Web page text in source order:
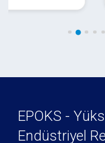
EPOKS -
Endüstriyel